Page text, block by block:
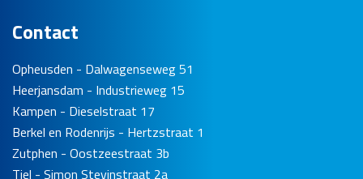
Contact
Opheusden - Dalwagenseweg 51
Heerjansdam - Industrieweg 15
Kampen - Dieselstraat 17
Berkel en Rodenrijs - Hertzstraat 1
Zutphen - Oostzeestraat 3b
Tiel - Simon Stevinstraat 2a